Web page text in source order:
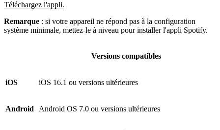
Téléchargez l'appli.
Remarque : si votre appareil ne répond pas à la configuration
système minimale, mettez-le à niveau pour installer l'appli Spotify.
Versions compatibles
iOS iOS 16.1 ou versions ultérieures
Android Android OS 7.0 ou versions ultérieures